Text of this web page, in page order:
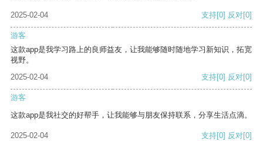
2025-02-04 支持[0] 反对[0]
游客
这款app是我学习路上的良师益友，让我能够随时随地学习新知识，拓宽
视野。
2025-02-04
支持[0] 反对[0]
游客
这款app是我社交的好帮手，让我能够与朋友保持联系，分享生活点滴。
2025-02-04 支持[0] 反对[0]